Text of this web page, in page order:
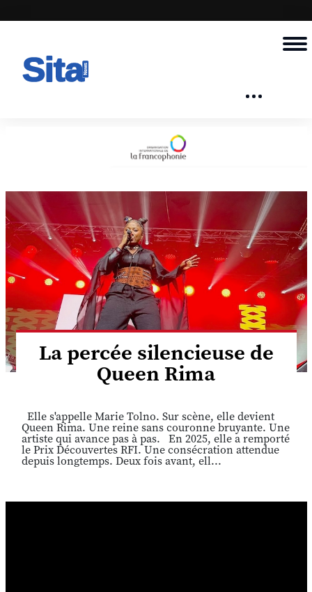
La percée silencieuse de
Queen Rima
Elle s'appelle Marie Tolno. Sur scène, elle devient
Queen Rima. Une reine sans couronne bruyante. Une
artiste qui avance pas à pas. En 2025, elle a remporté
le Prix Découvertes RFI. Une consécration attendue
depuis longtemps. Deux fois avant, ell...